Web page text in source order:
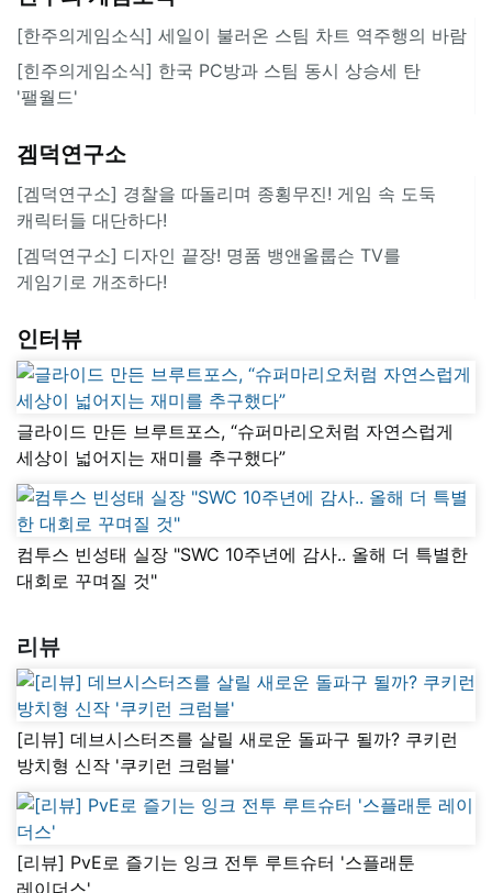
[한주의게임소식] 세일이 불러온 스팀 차트 역주행의 바람
[힌주의게임소식] 한국 PC방과 스팀 동시 상승세 탄
'팰월드'
겜덕연구소
[겜덕연구소] 경찰을 따돌리며 종횡무진! 게임 속 도둑
캐릭터들 대단하다!
[겜덕연구소] 디자인 끝장! 명품 뱅앤올룹슨 TV를
게임기로 개조하다!
인터뷰
글라이드 만든 브루트포스, “슈퍼마리오처럼 자연스럽게
세상이 넓어지는 재미를 추구했다”
컴투스 빈성태 실장 "SWC 10주년에 감사.. 올해 더 특별한
대회로 꾸며질 것"
리뷰
[리뷰] 데브시스터즈를 살릴 새로운 돌파구 될까? 쿠키런
방치형 신작 '쿠키런 크럼블'
[리뷰] PvE로 즐기는 잉크 전투 루트슈터 '스플래툰
레이더스'